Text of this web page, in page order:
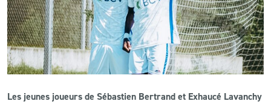
CONTACT
ACTUALITÉS
Les jeunes joueurs de Sébastien Bertrand et Exhaucé Lavanchy